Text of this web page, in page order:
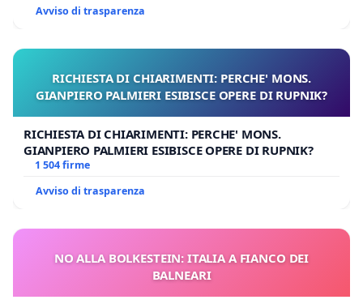
Avviso di trasparenza
RICHIESTA DI CHIARIMENTI: PERCHE' MONS.
GIANPIERO PALMIERI ESIBISCE OPERE DI RUPNIK?
RICHIESTA DI CHIARIMENTI: PERCHE' MONS.
GIANPIERO PALMIERI ESIBISCE OPERE DI RUPNIK?
1 504 firme
Avviso di trasparenza
NO ALLA BOLKESTEIN: ITALIA A FIANCO DEI
BALNEARI